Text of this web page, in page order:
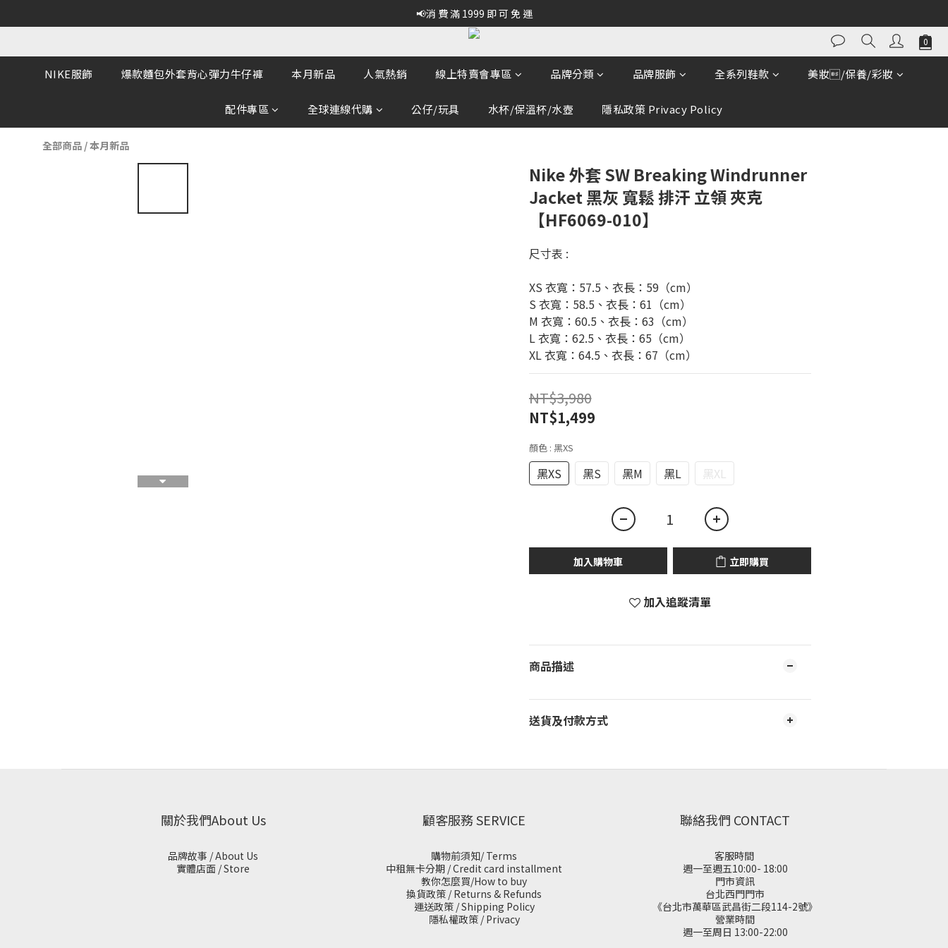
📢消 費 滿 1999 即 可 免 運
NIKE服飾 爆款麵包外套背心彈力牛仔褲 本月新品 人氣熱銷 線上特賣會專區 品牌分類 品牌服飾 全系列鞋款 美妝/保養/彩妝
配件專區 全球連線代購 公仔/玩具 水杯/保溫杯/水壺 隱私政策 Privacy Policy
全部商品 /本月新品
Nike 外套 SW Breaking Windrunner
Jacket 黑灰 寬鬆 排汗 立領 夾克
【HF6069-010】
尺寸表 :
XS 衣寬：57.5、衣長：59（cm）
S 衣寬：58.5、衣長：61（cm）
M 衣寬：60.5、衣長：63（cm）
L 衣寬：62.5、衣長：65（cm）
XL 衣寬：64.5、衣長：67（cm）
NT$3,980
NT$1,499
顏色 : 黑XS
黑XS 黑S 黑M 黑L 黑XL
加入購物車 立即購買
加入追蹤清單
商品描述
送貨及付款方式
立即購買
關於我們About Us
品牌故事 / About Us
實體店面 / Store
顧客服務 SERVICE
購物前須知/ Terms
中租無卡分期 / Credit card installment
教你怎麼買/How to buy
換貨政策 / Returns & Refunds
運送政策 / Shipping Policy
隱私權政策 / Privacy
聯絡我們 CONTACT
客服時間
週一至週五10:00- 18:00
門市資訊
台北西門門市
《台北市萬華區武昌街二段114-2號》
營業時間
週一至周日 13:00-22:00